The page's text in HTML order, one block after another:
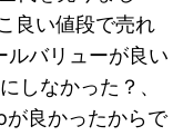
良い値段で売れ
ルバリューが良い
しなかった？、
が良かったからで